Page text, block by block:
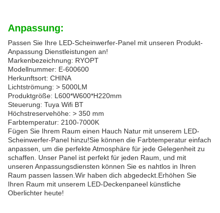
Anpassung:
Passen Sie Ihre LED-Scheinwerfer-Panel mit unseren Produkt-
Anpassung Dienstleistungen an!
Markenbezeichnung: RYOPT
Modellnummer: E-600600
Herkunftsort: CHINA
Lichtströmung: > 5000LM
Produktgröße: L600*W600*H220mm
Steuerung: Tuya Wifi BT
Höchstreservehöhe: > 350 mm
Farbtemperatur: 2100-7000K
Fügen Sie Ihrem Raum einen Hauch Natur mit unserem LED-
Scheinwerfer-Panel hinzu!Sie können die Farbtemperatur einfach
anpassen, um die perfekte Atmosphäre für jede Gelegenheit zu
schaffen. Unser Panel ist perfekt für jeden Raum, und mit
unseren Anpassungsdiensten können Sie es nahtlos in Ihren
Raum passen lassen.Wir haben dich abgedeckt.Erhöhen Sie
Ihren Raum mit unserem LED-Deckenpaneel künstliche
Oberlichter heute!